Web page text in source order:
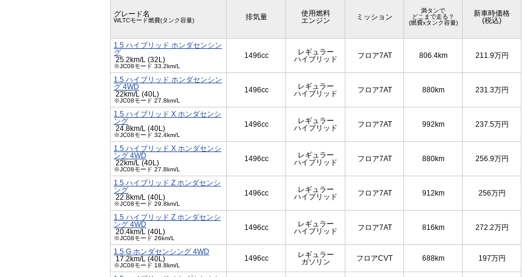
グレード名
WLTCモード燃費(タンク容量) 排気量
使用燃料
エンジン
ミッション
満タンで
どこまで走る？
(燃費xタンク容量)
新車時価格
(税込)
1.5 ハイブリッド ホンダセンシン
グ
25.2km/L (32L)
※JC08モード 33.2km/L
1496cc
レギュラー
ハイブリッド
フロア7AT 806.4km 211.9万円
1.5 ハイブリッド ホンダセンシン
グ 4WD
22km/L (40L)
※JC08モード 27.8km/L
1496cc
レギュラー
ハイブリッド
フロア7AT 880km 231.3万円
1.5 ハイブリッド X ホンダセンシ
ング
24.8km/L (40L)
※JC08モード 32.4km/L
1496cc
レギュラー
ハイブリッド
フロア7AT 992km 237.5万円
1.5 ハイブリッド X ホンダセンシ
ング 4WD
22km/L (40L)
※JC08モード 27.8km/L
1496cc
レギュラー
ハイブリッド
フロア7AT 880km 256.9万円
1.5 ハイブリッド Z ホンダセンシ
ング
22.8km/L (40L)
※JC08モード 29.8km/L
1496cc
レギュラー
ハイブリッド
フロア7AT 912km 256万円
1.5 ハイブリッド Z ホンダセンシ
ング 4WD
20.4km/L (40L)
※JC08モード 26km/L
1496cc
レギュラー
ハイブリッド
フロア7AT 816km 272.2万円
1.5 G ホンダセンシング 4WD
17.2km/L (40L)
※JC08モード 18.8km/L
1496cc
レギュラー
ガソリン
フロアCVT 688km 197万円